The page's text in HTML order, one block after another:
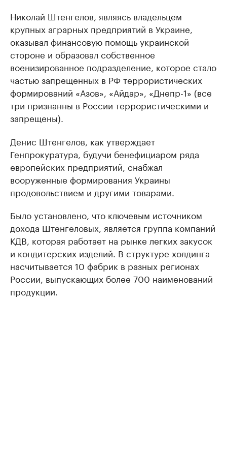
Николай Штенгелов, являясь владельцем
крупных аграрных предприятий в Украине,
оказывал финансовую помощь украинской
стороне и образовал собственное
военизированное подразделение, которое стало
частью запрещенных в РФ террористических
формирований «Азов», «Айдар», «Днепр-1» (все
три признанны в России террористическими и
запрещены).
Денис Штенгелов, как утверждает
Генпрокуратура, будучи бенефициаром ряда
европейских предприятий, снабжал
вооруженные формирования Украины
продовольствием и другими товарами.
Было установлено, что ключевым источником
дохода Штенгеловых, является группа компаний
КДВ, которая работает на рынке легких закусок
и кондитерских изделий. В структуре холдинга
насчитывается 10 фабрик в разных регионах
России, выпускающих более 700 наименований
продукции.